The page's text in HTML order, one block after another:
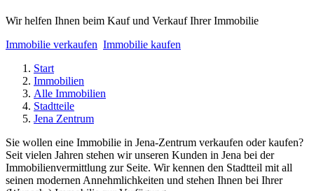
Wir helfen Ihnen beim Kauf und Verkauf Ihrer Immobilie
Immobilie verkaufen Immobilie kaufen
Start
Immobilien
Alle Immobilien
Stadtteile
Jena Zentrum
Sie wollen eine Immobilie in Jena-Zentrum verkaufen oder kaufen?
Seit vielen Jahren stehen wir unseren Kunden in Jena bei der
Immobilienvermittlung zur Seite. Wir kennen den Stadtteil mit all
seinen modernen Annehmlichkeiten und stehen Ihnen bei Ihrer